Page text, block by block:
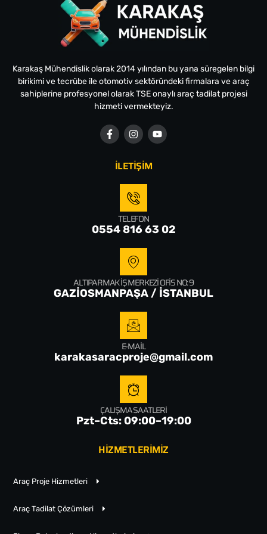
Karakaş Mühendislik olarak 2014 yılından bu yana süregelen bilgi
birikimi ve tecrübe ile otomotiv sektöründeki firmalara ve araç
sahiplerine profesyonel olarak TSE onaylı araç tadilat projesi
hizmeti vermekteyiz.
İLETİŞİM
TELEFON
0554 816 63 02
ALTIPARMAK İŞ MERKEZI OFIS NO: 9
GAZİOSMANPAŞA / İSTANBUL
E-MAIL
karakasaracproje@gmail.com
ÇALIŞMA SAATLERI
Pzt–Cts: 09:00–19:00
HİZMETLERİMİZ
Araç Proje Hizmetleri
Araç Tadilat Çözümleri